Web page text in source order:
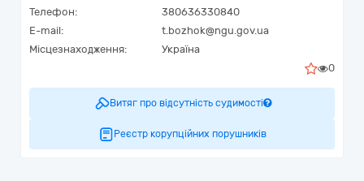
Телефон:
380636330840
E-mail:
t.bozhok@ngu.gov.ua
Місцезнаходження:
Україна
0
Витяг про відсутність судимості
Реєстр корупційних порушників